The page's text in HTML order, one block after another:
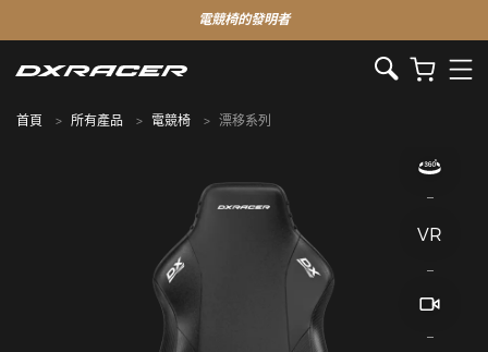
電競椅的發明者
首頁 所有產品 電競椅 漂移系列
VR